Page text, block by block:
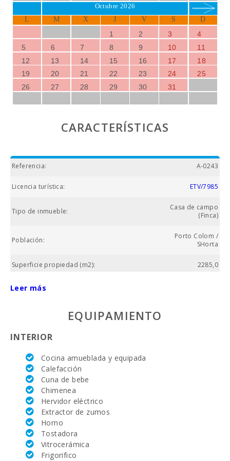
Octubre 2026
L M X J V S D
1 2 3
4
5
6 7 8 9 10
11
12
13 14 15 16 17
18
19
20 21 22 23 24
25
26
27 28 29 30 31
CARACTERÍSTICAS
Referencia: A-0243
Licencia turística: ETV/7985
Tipo de inmueble:
Casa de campo
(Finca)
Población:
Porto Colom /
SHorta
Superficie propiedad (m2): 2285,0
Nº baños:
Vall d´Or Golf (km):
Equitación Son Menut (km):
Academia de tenis Rafa Nadal (km):
Hospital de Manacor (km):
Hospital Son Espases Palma de Mallorca (km):
Leer más
EQUIPAMIENTO
INTERIOR
Cocina amueblada y equipada
Calefacción
Cuna de bebe
Chimenea
Hervidor eléctrico
Extractor de zumos
Horno
Tostadora
Vitrocerámica
Frigorifico